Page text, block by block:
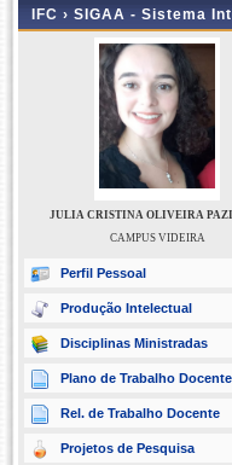
IFC › SIGAA - Sistema
JULIA CRISTINA OLIVEIRA
CAMPUS VIDEIRA
Perfil Pessoal
Produção Intelectual
Disciplinas Ministradas
Plano de Trabalho Docente
Rel. de Trabalho Docente
Projetos de Pesquisa